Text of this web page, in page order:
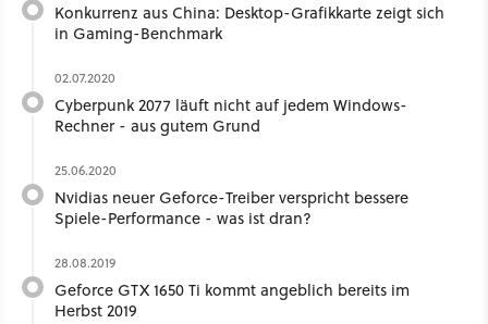
Konkurrenz aus China: Desktop-Grafikkarte zeigt sich
in Gaming-Benchmark
02.07.2020
Cyberpunk 2077 läuft nicht auf jedem Windows-
Rechner - aus gutem Grund
25.06.2020
Nvidias neuer Geforce-Treiber verspricht bessere
Spiele-Performance - was ist dran?
28.08.2019
Geforce GTX 1650 Ti kommt angeblich bereits im
Herbst 2019